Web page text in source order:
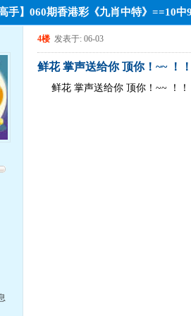
手】060期香港彩《九肖中特》==10中
4楼 发表于: 06-03
鲜花 掌声送给你 顶你！~~ ！
鲜花 掌声送给你 顶你！~~ ！！